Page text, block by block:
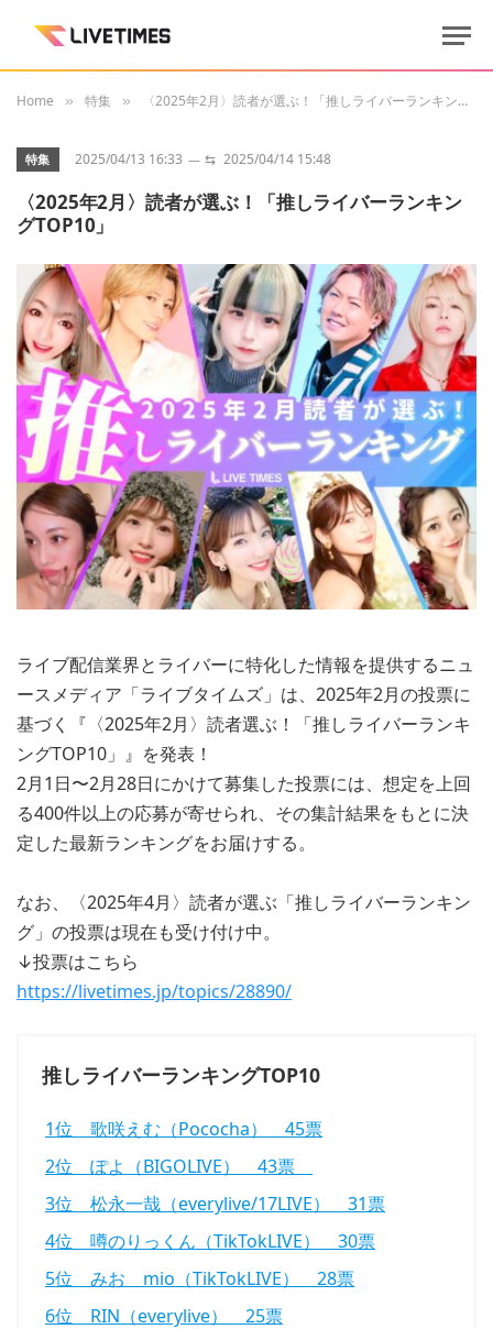
Home » 特集 » 〈2025年2月〉読者が選ぶ！「推しライバーランキングTOP10」
特集 2025/04/13 16:33 ⇆ 2025/04/14 15:48
〈2025年2月〉読者が選ぶ！「推しライバーランキン
グTOP10」
ライブ配信業界とライバーに特化した情報を提供するニュ
ースメディア「ライブタイムズ」は、2025年2月の投票に
基づく『〈2025年2月〉読者選ぶ！「推しライバーランキ
ングTOP10」』を発表！
2月1日〜2月28日にかけて募集した投票には、想定を上回
る400件以上の応募が寄せられ、その集計結果をもとに決
定した最新ランキングをお届けする。
なお、〈2025年4月〉読者が選ぶ「推しライバーランキン
グ」の投票は現在も受け付け中。
↓投票はこちら
https://livetimes.jp/topics/28890/
推しライバーランキングTOP10
1位 歌咲えむ（Pococha） 45票
2位 ぽよ（BIGOLIVE） 43票
3位 松永一哉（everylive/17LIVE） 31票
4位 噂のりっくん（TikTokLIVE） 30票
5位 みお mio（TikTokLIVE） 28票
6位 RIN（everylive） 25票